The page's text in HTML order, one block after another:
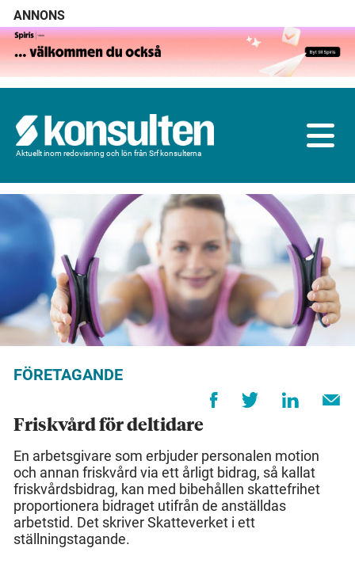
ANNONS
Aktuellt inom redovisning och lön från Srf konsulterna
FÖRETAGANDE
Friskvård för deltidare
En arbetsgivare som erbjuder personalen motion
och annan friskvård via ett årligt bidrag, så kallat
friskvårdsbidrag, kan med bibehållen skattefrihet
proportionera bidraget utifrån de anställdas
arbetstid. Det skriver Skatteverket i ett
ställningstagande.